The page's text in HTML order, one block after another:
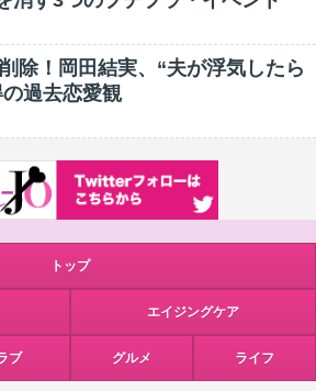
除！岡田結実、“夫が浮気したら
過去恋愛観
トップ
エイジングケア
ブ グルメ ライフ